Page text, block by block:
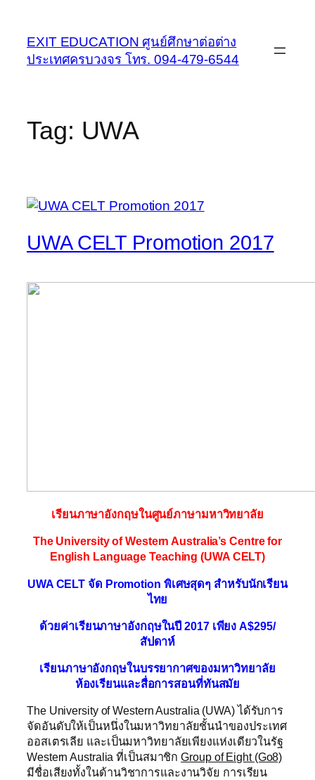
content
EXIT EDUCATION ศูนย์ศึกษาต่อต่าง
ประเทศครบวงจร โทร. 094-479-6544
Tag: UWA
UWA CELT Promotion 2017
เรียนภาษาอังกฤษในศูนย์ภาษามหาวิทยาลัย
The University of Western Australia’s Centre for
English Language Teaching (UWA CELT)
UWA CELT จัด Promotion พิเศษสุดๆ สำหรับนักเรียน
ไทย
ด้วยค่าเรียนภาษาอังกฤษในปี 2017 เพียง A$295/
สัปดาห์
เรียนภาษาอังกฤษในบรรยากาศของมหาวิทยาลัย
ห้องเรียนและสื่อการสอนที่ทันสมัย
The University of Western Australia (UWA) ได้รับการ
จัดอันดับให้เป็นหนึ่งในมหาวิทยาลัยชั้นนำของประเทศ
ออสเตรเลีย และเป็นมหาวิทยาลัยเพียงแห่งเดียวในรัฐ
Western Australia ที่เป็นสมาชิกGroup of Eight (Go8)
มีชื่อเสียงทั้งในด้านวิชาการและงานวิจัย การเรียน